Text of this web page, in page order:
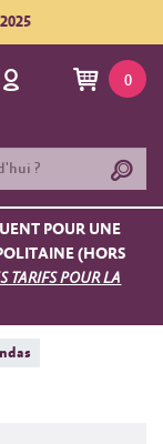
0
POUR UNE
(HORS
TARIFS POUR LA